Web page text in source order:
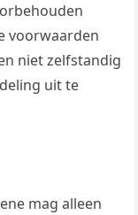
voorwaarden
niet zelfstandig
uit te
mag alleen